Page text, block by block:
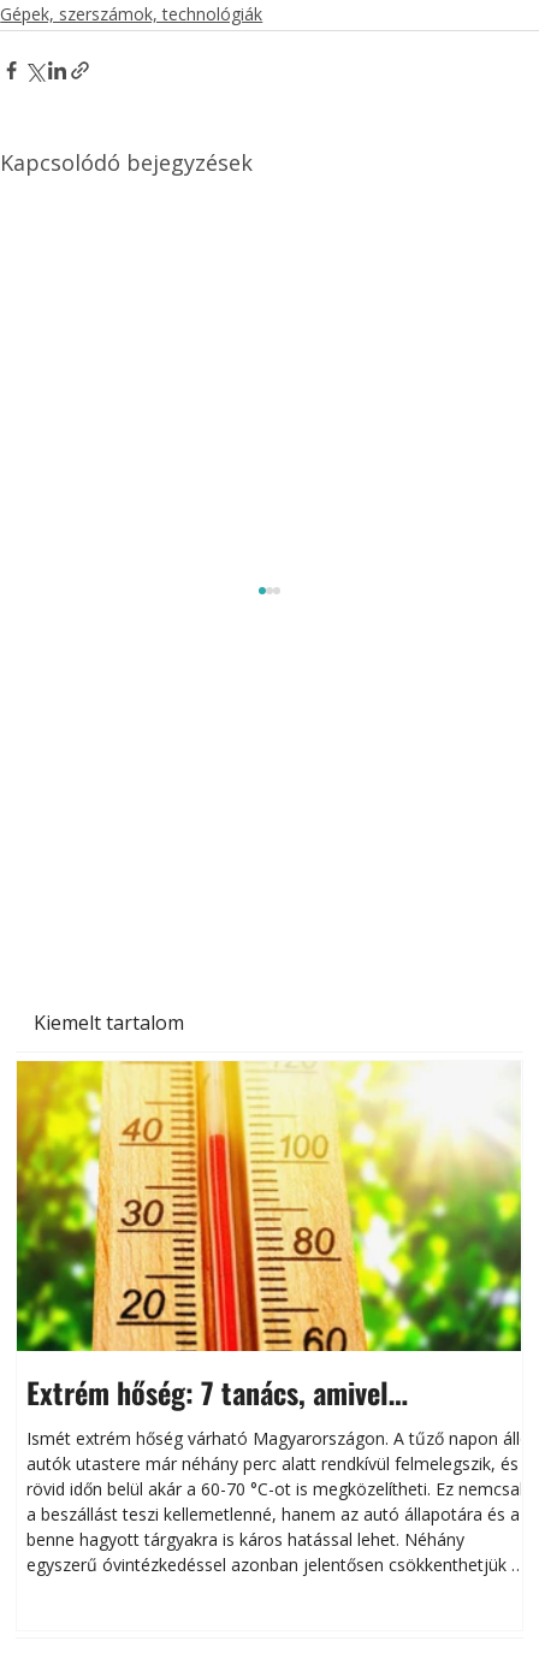
Kiemelt tartalom
Extrém hőség: 7 tanács, amivel
megóvhatjuk autónkat a nyári károktól
Ismét extrém hőség várható Magyarországon. A tűző napon álló
autók utastere már néhány perc alatt rendkívül felmelegszik, és
rövid időn belül akár a 60-70 °C-ot is megközelítheti. Ez nemcsak
a beszállást teszi kellemetlenné, hanem az autó állapotára és a
benne hagyott tárgyakra is káros hatással lehet. Néhány
egyszerű óvintézkedéssel azonban jelentősen csökkenthetjük a
Gépek, szerszámok, technológiák
Kapcsolódó bejegyzések